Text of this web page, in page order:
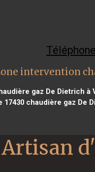
intervention
gaz De Dietrich à
17430 chaudière gaz De
Artisan